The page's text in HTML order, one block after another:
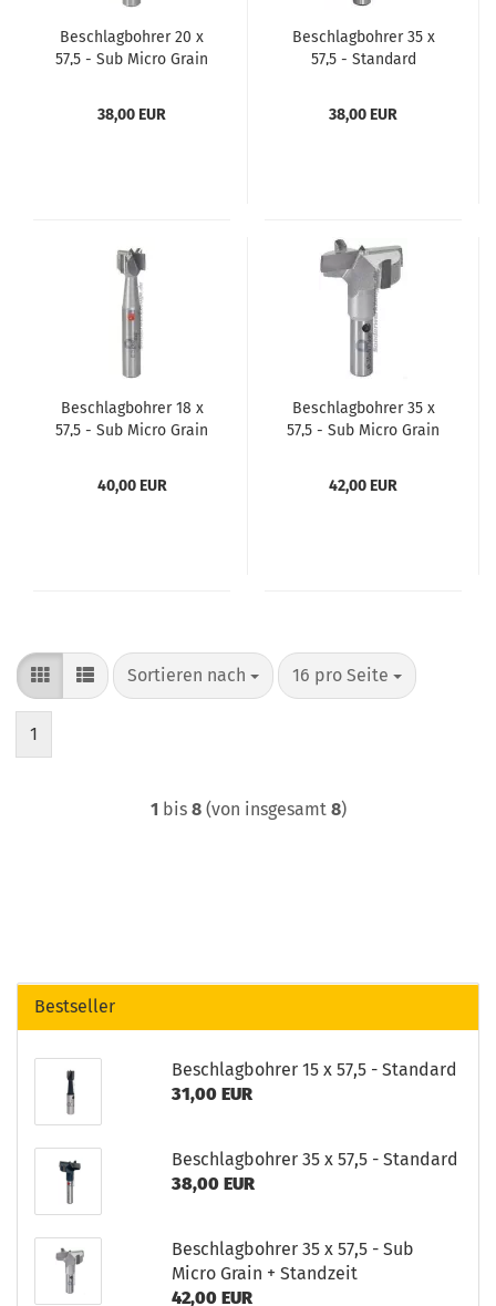
Beschlagbohrer 20 x
57,5 - Sub Micro Grain
38,00 EUR
Beschlagbohrer 35 x
57,5 - Standard
38,00 EUR
Beschlagbohrer 18 x
57,5 - Sub Micro Grain
40,00 EUR
Beschlagbohrer 35 x
57,5 - Sub Micro Grain
42,00 EUR
Sortieren nach
Sortieren nach 16 pro Seite
pro Seite
1
1 bis 8(von insgesamt 8)
Bestseller
Beschlagbohrer 15 x 57,5 - Standard
31,00 EUR
Beschlagbohrer 35 x 57,5 - Standard
38,00 EUR
Beschlagbohrer 35 x 57,5 - Sub
Micro Grain + Standzeit
42,00 EUR